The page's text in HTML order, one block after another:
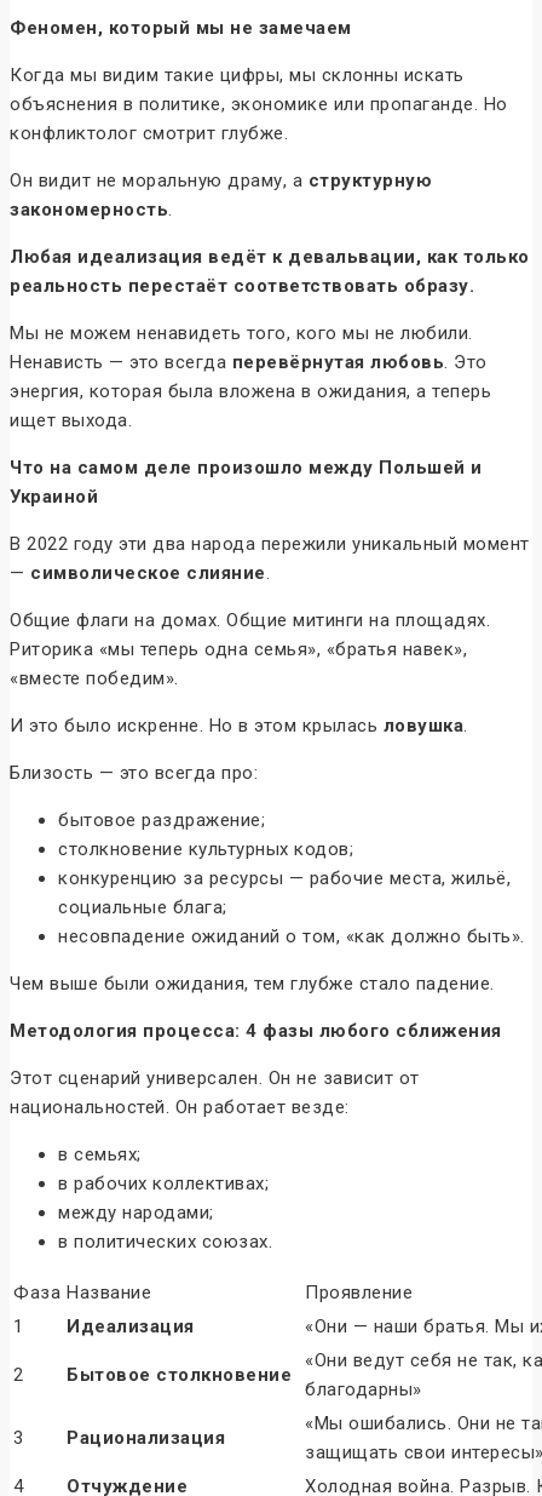
Феномен, который мы не замечаем
Когда мы видим такие цифры, мы склонны искать
объяснения в политике, экономике или пропаганде. Но
конфликтолог смотрит глубже.
Он видит не моральную драму, а структурную
закономерность.
Любая идеализация ведёт к девальвации, как только
реальность перестаёт соответствовать образу.
Мы не можем ненавидеть того, кого мы не любили.
Ненависть — это всегда перевёрнутая любовь. Это
энергия, которая была вложена в ожидания, а теперь
ищет выхода.
Что на самом деле произошло между Польшей и
Украиной
В 2022 году эти два народа пережили уникальный момент
— символическое слияние.
Общие флаги на домах. Общие митинги на площадях.
Риторика «мы теперь одна семья», «братья навек»,
«вместе победим».
И это было искренне. Но в этом крылась ловушка.
Близость — это всегда про:
бытовое раздражение;
столкновение культурных кодов;
конкуренцию за ресурсы — рабочие места, жильё,
социальные блага;
несовпадение ожиданий о том, «как должно быть».
Чем выше были ожидания, тем глубже стало падение.
Методология процесса: 4 фазы любого сближения
Этот сценарий универсален. Он не зависит от
национальностей. Он работает везде:
в семьях;
в рабочих коллективах;
между народами;
в политических союзах.
Фаза Название
Проявление
1
Идеализация «Они — наши братья. Мы
2 Бытовое столкновение
«Они ведут себя не так,
благодарны»
3 Рационализация
«Мы ошибались. Они не
защищать свои
4
Отчуждение Холодная война. Разрыв.